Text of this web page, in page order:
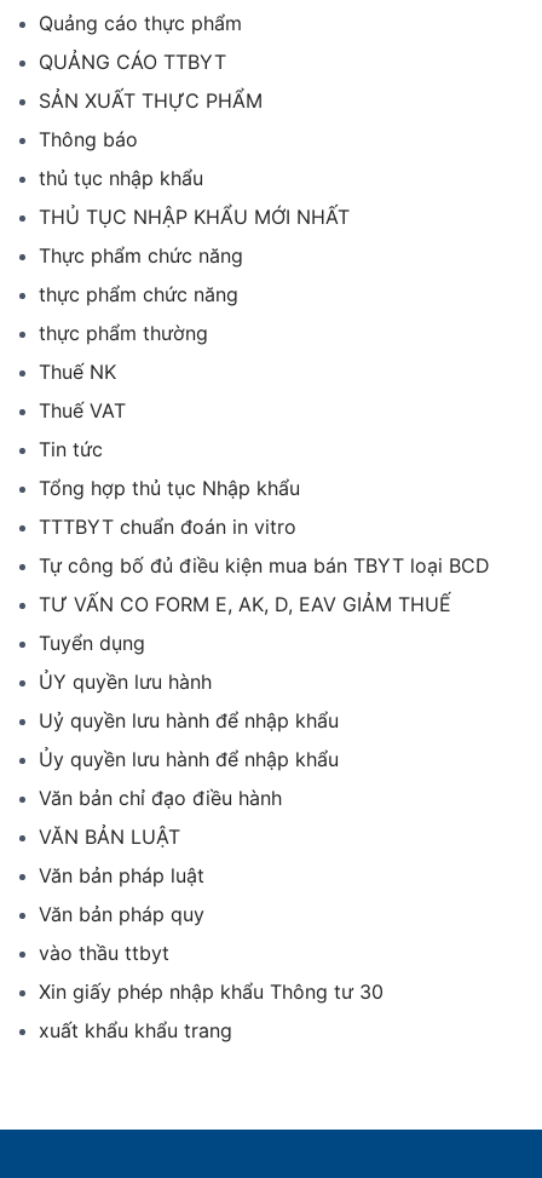
Quảng cáo thực phẩm
QUẢNG CÁO TTBYT
SẢN XUẤT THỰC PHẨM
Thông báo
thủ tục nhập khẩu
THỦ TỤC NHẬP KHẨU MỚI NHẤT
Thực phẩm chức năng
thực phẩm chức năng
thực phẩm thường
Thuế NK
Thuế VAT
Tin tức
Tổng hợp thủ tục Nhập khẩu
TTTBYT chuẩn đoán in vitro
Tự công bố đủ điều kiện mua bán TBYT loại BCD
TƯ VẤN CO FORM E, AK, D, EAV GIẢM THUẾ
Tuyển dụng
ỦY quyền lưu hành
Uỷ quyền lưu hành để nhập khẩu
Ủy quyền lưu hành để nhập khẩu
Văn bản chỉ đạo điều hành
VĂN BẢN LUẬT
Văn bản pháp luật
Văn bản pháp quy
vào thầu ttbyt
Xin giấy phép nhập khẩu Thông tư 30
xuất khẩu khẩu trang